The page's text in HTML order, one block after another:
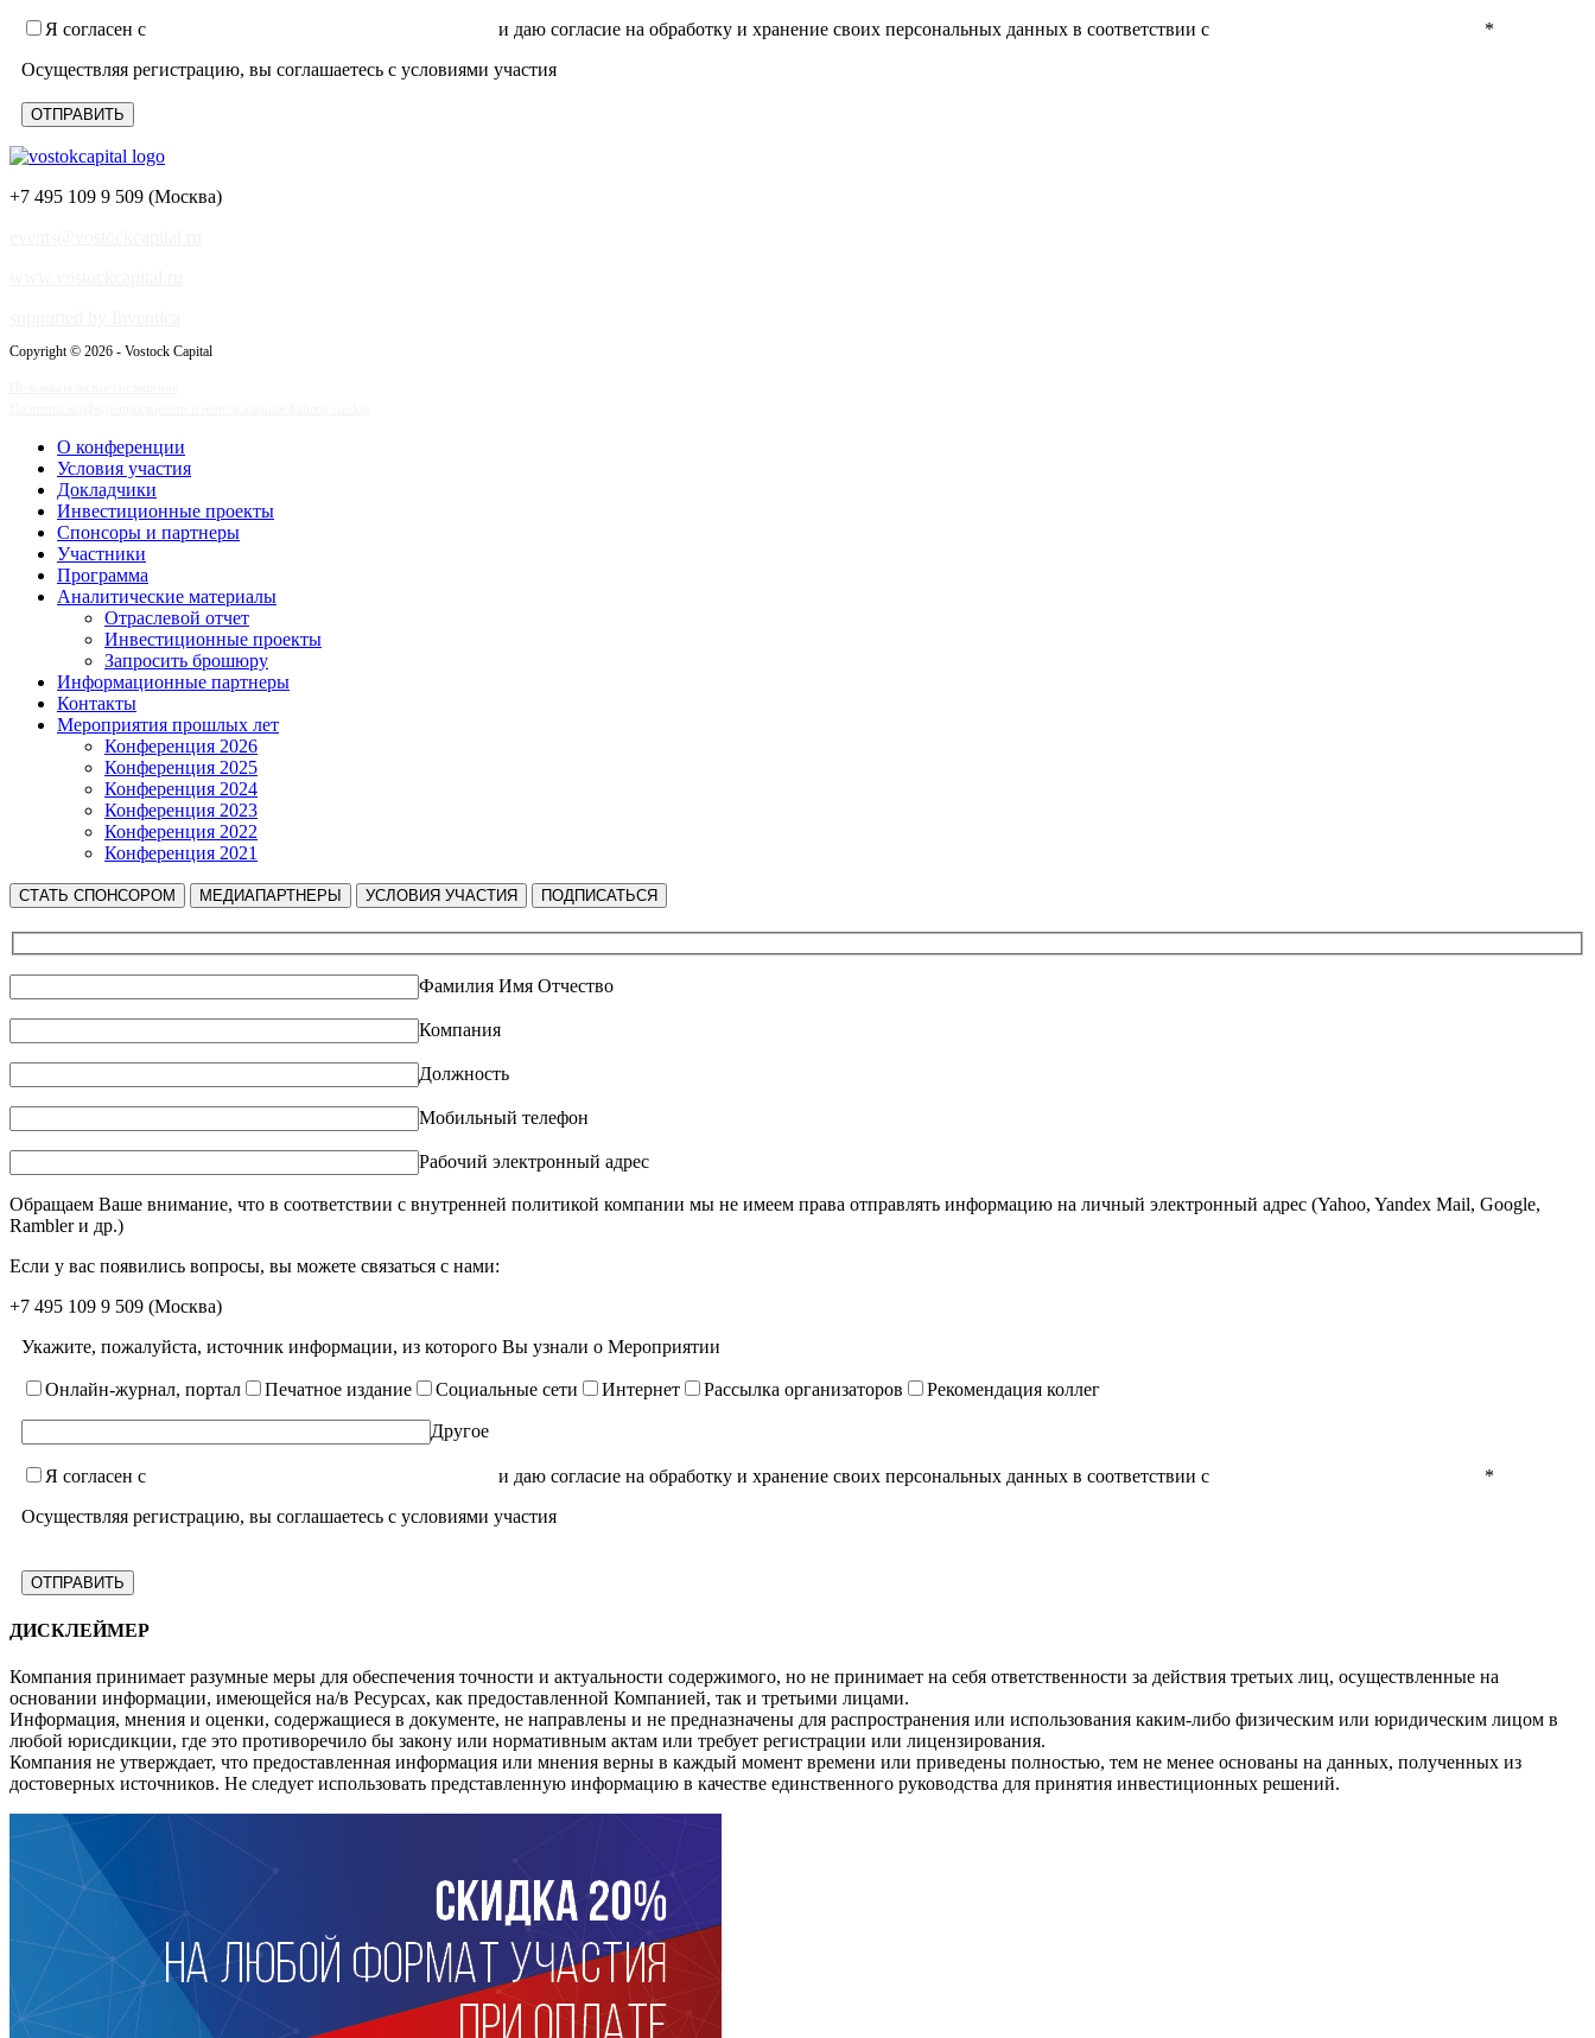
Я согласен с и даю согласие на обработку и хранение своих персональных данных в соответствии с
*
Осуществляя регистрацию, вы соглашаетесь с условиями участия
+7 495 109 9 509 (Москва)
Copyright © 2026 - Vostock Capital
О конференции
Условия участия
Докладчики
Инвестиционные проекты
Спонсоры и партнеры
Участники
Программа
Аналитические материалы
Отраслевой отчет
Инвестиционные проекты
Запросить брошюру
Информационные партнеры
Контакты
Мероприятия прошлых лет
Конференция 2026
Конференция 2025
Конференция 2024
Конференция 2023
Конференция 2022
Конференция 2021
СТАТЬ СПОНСОРОМ МЕДИАПАРТНЕРЫ УСЛОВИЯ УЧАСТИЯ ПОДПИСАТЬСЯ
Фамилия Имя Отчество
Компания
Должность
Мобильный телефон
Рабочий электронный адрес
Обращаем Ваше внимание, что в соответствии с внутренней политикой компании мы не имеем права отправлять информацию на личный электронный адрес (Yahoo, Yandex Mail, Google,
Rambler и др.)
Если у вас появились вопросы, вы можете связаться с нами:
+7 495 109 9 509 (Москва)
Укажите, пожалуйста, источник информации, из которого Вы узнали о Мероприятии
Онлайн-журнал, портал Печатное издание Социальные сети Интернет Рассылка организаторов Рекомендация коллег
Другое
Я согласен с и даю согласие на обработку и хранение своих персональных данных в соответствии с
*
Осуществляя регистрацию, вы соглашаетесь с условиями участия
ДИСКЛЕЙМЕР
Компания принимает разумные меры для обеспечения точности и актуальности содержимого, но не принимает на себя ответственности за действия третьих лиц, осуществленные на
основании информации, имеющейся на/в Ресурсах, как предоставленной Компанией, так и третьими лицами.
Информация, мнения и оценки, содержащиеся в документе, не направлены и не предназначены для распространения или использования каким-либо физическим или юридическим лицом в
любой юрисдикции, где это противоречило бы закону или нормативным актам или требует регистрации или лицензирования.
Компания не утверждает, что предоставленная информация или мнения верны в каждый момент времени или приведены полностью, тем не менее основаны на данных, полученных из
достоверных источников. Не следует использовать представленную информацию в качестве единственного руководства для принятия инвестиционных решений.